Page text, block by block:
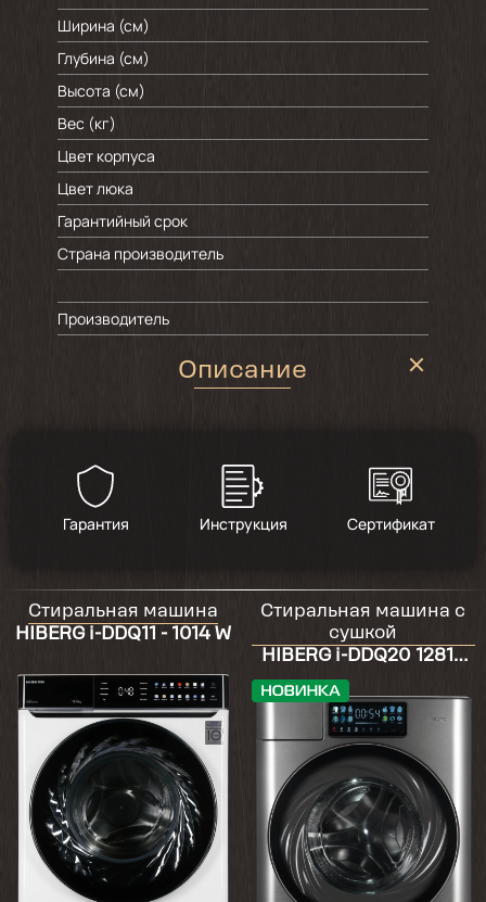
Ширина (см)
Глубина (см)
Высота (см)
Вес (кг)
Цвет корпуса
Цвет люка
Гарантийный срок
Страна производитель
Производитель
Описание
Гарантия Инструкция Сертификат
Стиральная машина
HIBERG i-DDQ11 - 1014 W
Стиральная машина с
сушкой
HIBERG i-DDQ20 12814